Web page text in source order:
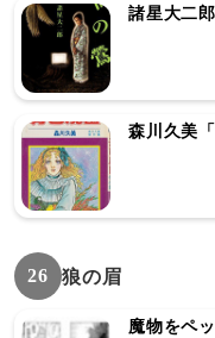
諸星大二
森川久美
26 狼の眉
魔物をペ